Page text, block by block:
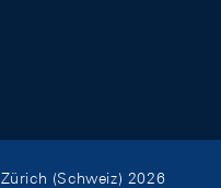
(Schweiz) 2026